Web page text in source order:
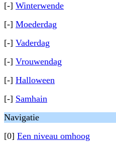
[-] Winterwende
[-] Moederdag
[-] Vaderdag
[-] Vrouwendag
[-] Halloween
[-] Samhain
Navigatie
[0] Een niveau omhoog